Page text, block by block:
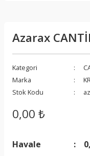
Azarax
Kategori
Marka
Stok Kodu
0,00 ₺
Havale